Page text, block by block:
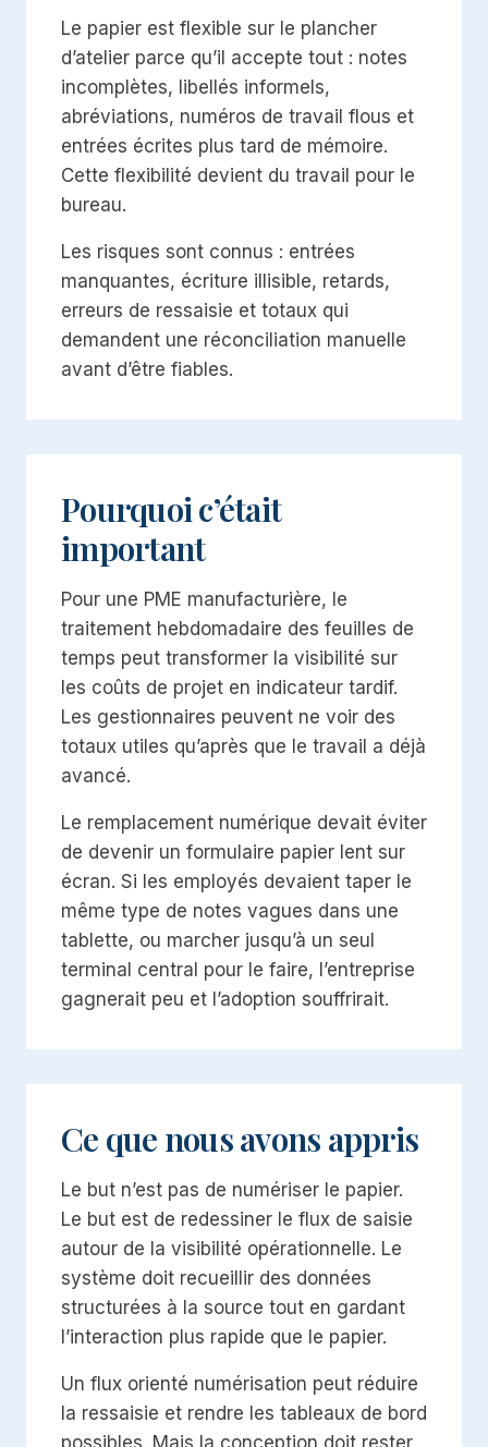
Le papier est flexible sur le plancher
d’atelier parce qu’il accepte tout : notes
incomplètes, libellés informels,
abréviations, numéros de travail flous et
entrées écrites plus tard de mémoire.
Cette flexibilité devient du travail pour le
bureau.
Les risques sont connus : entrées
manquantes, écriture illisible, retards,
erreurs de ressaisie et totaux qui
demandent une réconciliation manuelle
avant d’être fiables.
Pourquoi c’était
important
Pour une PME manufacturière, le
traitement hebdomadaire des feuilles de
temps peut transformer la visibilité sur
les coûts de projet en indicateur tardif.
Les gestionnaires peuvent ne voir des
totaux utiles qu’après que le travail a déjà
avancé.
Le remplacement numérique devait éviter
de devenir un formulaire papier lent sur
écran. Si les employés devaient taper le
même type de notes vagues dans une
tablette, ou marcher jusqu’à un seul
terminal central pour le faire, l’entreprise
gagnerait peu et l’adoption souffrirait.
Ce que nous avons appris
Le but n’est pas de numériser le papier.
Le but est de redessiner le flux de saisie
autour de la visibilité opérationnelle. Le
système doit recueillir des données
structurées à la source tout en gardant
l’interaction plus rapide que le papier.
Un flux orienté numérisation peut réduire
la ressaisie et rendre les tableaux de bord
possibles. Mais la conception doit rester